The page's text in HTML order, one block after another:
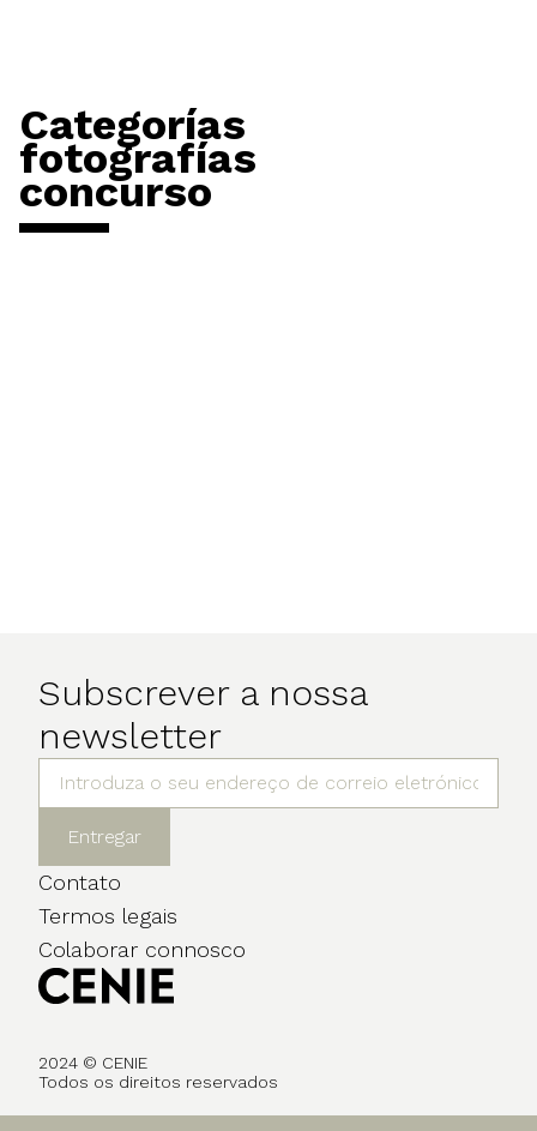
Categorías
fotografías
concurso
Subscrever a nossa
newsletter
Entregar
Contato
Termos legais
Colaborar connosco
2024 © CENIE
Todos os direitos reservados